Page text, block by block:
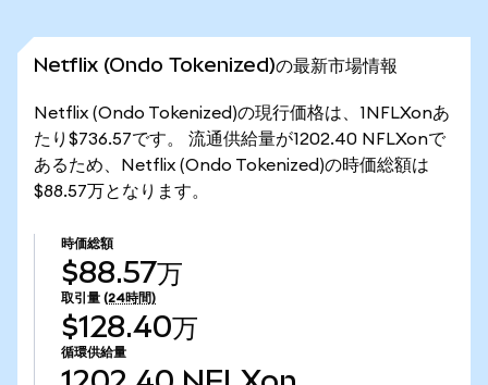
Netflix (Ondo Tokenized)の最新市場情報
Netflix (Ondo Tokenized)の現行価格は、1NFLXonあ
たり$736.57です。 流通供給量が1202.40 NFLXonで
あるため、Netflix (Ondo Tokenized)の時価総額は
$88.57万となります。
時価総額
$88.57万
取引量 (24時間)
$128.40万
循環供給量